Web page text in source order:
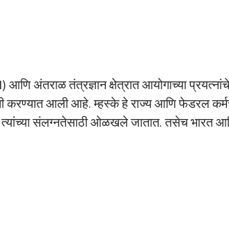
अंतराळ तंत्रज्ञान क्षेत्रात आयोगाच्या
करण्यात आली आहे. म्हस्के हे राज्य आणि फेडरल
संलग्नतेसाठी ओळखले जातात. तसेच भारत आणि